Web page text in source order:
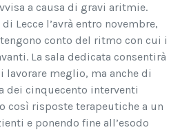
a causa di gravi aritmie.
Lecce l’avrà entro novembre,
conto del rit­mo con cui i
La sala dedicata consentirà
lavora­re meglio, ma anche di
dei cinquecen­to interventi
così risposte terapeuti­che a un
e ponendo fine all’esodo